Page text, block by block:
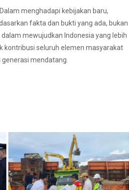
menghadapi kebijakan baru,
fakta dan bukti yang ada, bukan
mewujudkan Indonesia yang lebih
kontribusi seluruh elemen masyarakat
mendatang.